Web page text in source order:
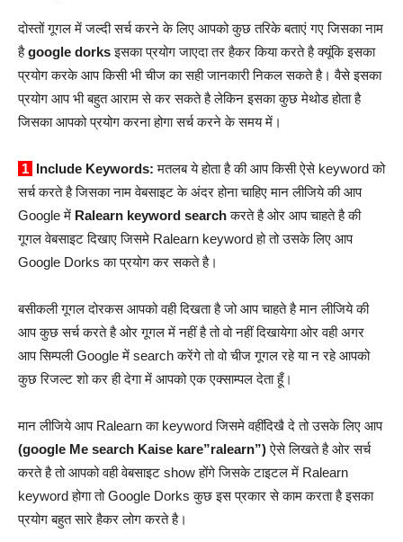
दोस्तों गूगल में जल्दी सर्च करने के लिए आपको कुछ तरिके बताएं गए जिसका नाम
हैgoogle dorksइसका प्रयोग जाएदा तर हैकर किया करते है क्यूंकि इसका
प्रयोग करके आप किसी भी चीज का सही जानकारी निकल सकते है। वैसे इसका
प्रयोग आप भी बहुत आराम से कर सकते है लेकिन इसका कुछ मेथोड होता है
जिसका आपको प्रयोग करना होगा सर्च करने के समय में।
1 Include Keywords: मतलब ये होता है की आप किसी ऐसे keyword को
सर्च करते है जिसका नाम वेबसाइट के अंदर होना चाहिए मान लीजिये की आप
Google में Ralearn keyword searchकरते है ओर आप चाहते है की
गूगल वेबसाइट दिखाए जिसमे Ralearn keyword हो तो उसके लिए आप
Google Dorks का प्रयोग कर सकते है।
बसीकली गूगल दोरकस आपको वही दिखता है जो आप चाहते है मान लीजिये की
आप कुछ सर्च करते है ओर गूगल में नहीं है तो वो नहीं दिखायेगा ओर वही अगर
आप सिम्पली Google में search करेंगे तो वो चीज गूगल रहे या न रहे आपको
कुछ रिजल्ट शो कर ही देगा में आपको एक एक्साम्पल देता हूँ।
मान लीजिये आप Ralearn का keyword जिसमे वहींदिखै दे तो उसके लिए आप
(google Me search Kaise kare”ralearn”)ऐसे लिखते है ओर सर्च
करते है तो आपको वही वेबसाइट show होंगे जिसके टाइटल में Ralearn
keyword होगा तो Google Dorks कुछ इस प्रकार से काम करता है इसका
प्रयोग बहुत सारे हैकर लोग करते है।